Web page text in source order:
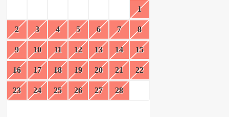
1
2 3 4 5 6 7 8
9 10 11 12 13 14 15
16 17 18 19 20 21 22
23 24 25 26 27 28